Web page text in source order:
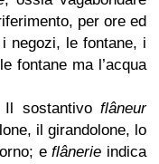
per ore ed
negozi, le fontane, i
fontane ma l’acqua
sostantivo flâneur
il girandolone, lo
eflânerie indica